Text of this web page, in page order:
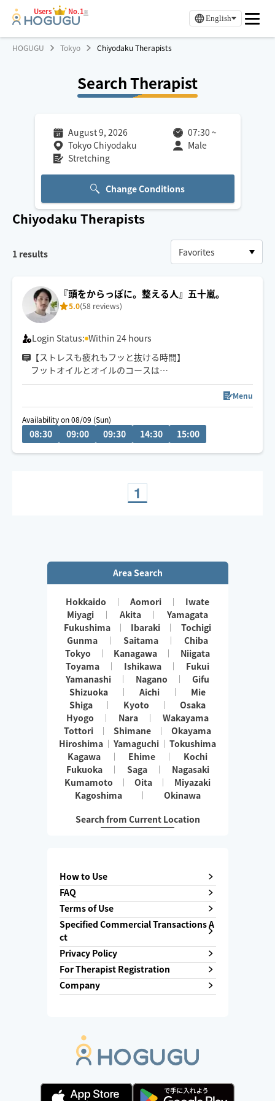
Users No.1※
English
HOGUGU Tokyo Chiyodaku Therapists
Search Therapist
August 9, 2026 07:30 ~
Tokyo Chiyodaku
Male
Stretching
Change Conditions
Chiyodaku Therapists
1 results
『頭をからっぽに。整える人』五十嵐。
5.0(58 reviews)
Login Status: Within 24 hours
【ストレスも疲れもフッと抜ける時間】
フットオイルとオイルのコースは
平日7:30〜13:00まで🉐
場所と時間確認後に承認致します。
空き枠外も伺える場合ございます。
メッセージでご連絡下さい。
Menu
Availability on 08/09 (Sun)
08:30 09:00 09:30 14:30 15:00
1
Area Search
Hokkaido Aomori
Iwate
Miyagi
Akita
Yamagata
Fukushima
Ibaraki
Tochigi
Gunma
Saitama
Chiba
Tokyo
Kanagawa
Niigata
Toyama
Ishikawa
Fukui
Yamanashi
Nagano
Gifu
Shizuoka
Aichi
Mie
Shiga
Kyoto
Osaka
Hyogo
Nara
Wakayama
Tottori
Shimane
Okayama
Hiroshima
Yamaguchi
Tokushima
Kagawa
Ehime
Kochi
Fukuoka
Saga
Nagasaki
Kumamoto
Oita
Miyazaki
Kagoshima
Okinawa
Search from Current Location
How to Use
FAQ
Terms of Use
Specified Commercial Transactions A
ct
Privacy Policy
For Therapist Registration
Company